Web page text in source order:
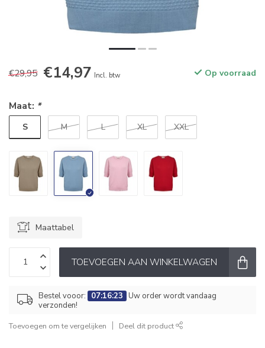
€29,95 €14,97 Incl. btw Op voorraad
Maat: *
S M L XL XXL
Maattabel
TOEVOEGEN AAN WINKELWAGEN
Bestel vooor: 07:16:23 Uw order wordt vandaag
verzonden!
Toevoegen om te vergelijken Deel dit product